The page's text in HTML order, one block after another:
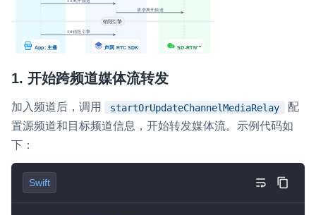
与 RTC 客户端 SDK 互通，实现收发流
PPT 转码服务
全周期通话质量检测、回溯和分析方案
开通和管理声网各项产品服务的统一入口
低代码应用平台
1. 开始跨频道媒体流转发
加入频道后，调用 startOrUpdateChannelMediaRelay
配
置源频道和目标频道信息，开始转发媒体流。示例代码如
下：
Swift